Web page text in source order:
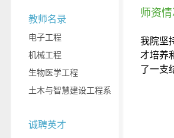
教师名录
电子工程
机械工程
生物医学工程
土木与智慧建设工程系
诚聘英才
师资
我院坚
才培养
了一支